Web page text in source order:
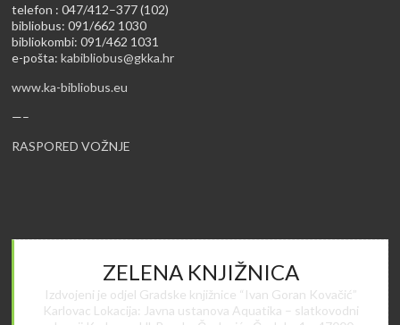
telefon : 047/412–377 (102)
bibliobus: 091/662 1030
bibliokombi: 091/462 1031
e-pošta:kabibliobus@gkka.hr
www.ka-bibliobus.eu
—–
RASPORED VOŽNJE
ZELENA KNJIŽNICA
Izdvojeni je odjel Gradske knjižnice “Ivan Goran Kovačić”
Karlovac Lokacija: Javna ustanova Aquatika – slatkovodni